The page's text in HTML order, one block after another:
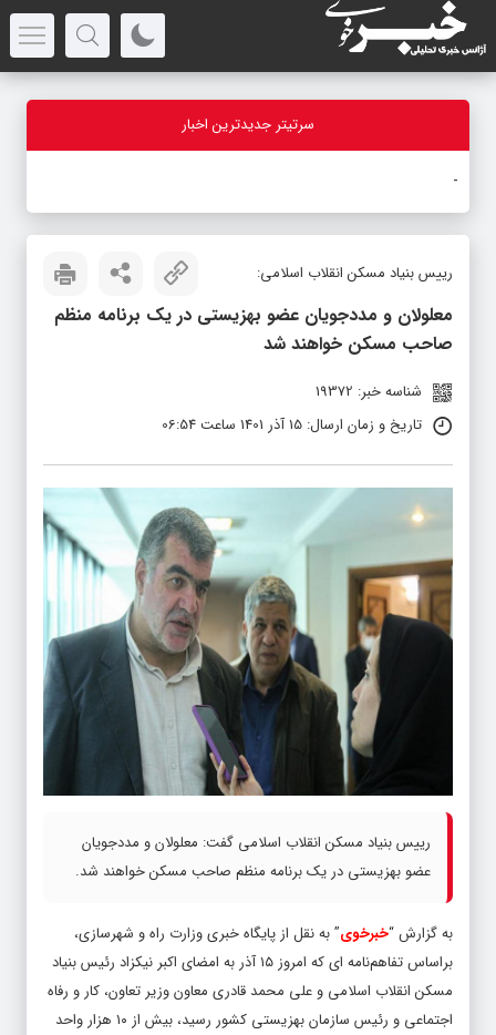
سرتیتر جدیدترین اخبار
بازدی
رییس بنیاد مسکن انقلاب اسلامی:
معلولان و مددجویان عضو بهزیستی در یک برنامه منظم
صاحب مسکن خواهند شد
شناسه خبر: 19372
تاریخ و زمان ارسال: 15 آذر 1401 ساعت 06:54
رییس بنیاد مسکن انقلاب اسلامی گفت: معلولان و مددجویان
عضو بهزیستی در یک برنامه منظم صاحب مسکن خواهند شد.
به گزارش “خبرخوی” به نقل از پایگاه خبری وزارت راه و شهرسازی،
براساس تفاهم‌نامه ای که امروز ۱۵ آذر به امضای اکبر نیکزاد رئیس بنیاد
مسکن انقلاب اسلامی و علی محمد قادری معاون وزیر تعاون، کار و رفاه
اجتماعی و رئیس سازمان بهزیستی کشور رسید، بیش از ۱۰ هزار واحد